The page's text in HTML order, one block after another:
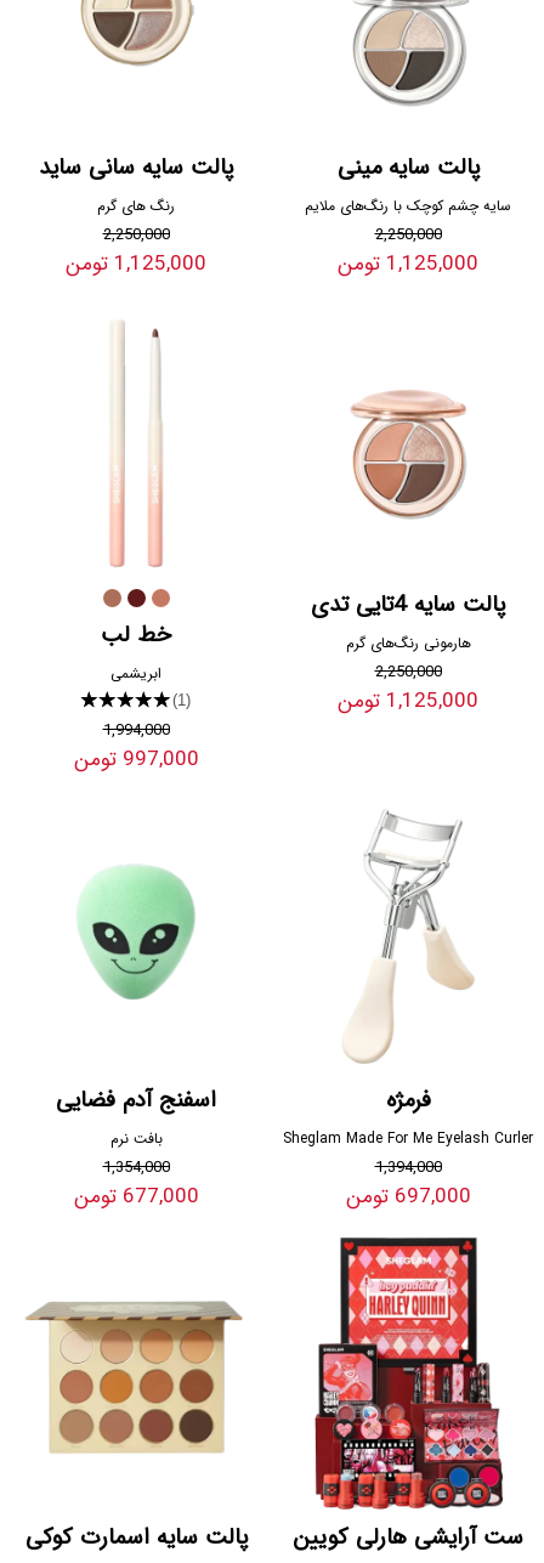
پالت سایه مینی
سایه چشم کوچک با رنگ‌های ملایم
2,250,000
1,125,000 تومن
پالت سایه سانی ساید
رنگ های گرم
2,250,000
1,125,000 تومن
پالت سایه 4تایی تدی
هارمونی رنگ‌های گرم
2,250,000
1,125,000 تومن
خط لب
ابریشمی
★★★★★(1)
1,994,000
997,000 تومن
فرمژه
Sheglam Made For Me Eyelash Curler
1,394,000
697,000 تومن
اسفنج آدم فضایی
بافت نرم
1,354,000
677,000 تومن
ست آرایشی هارلی کویین پالت سایه اسمارت کوکی